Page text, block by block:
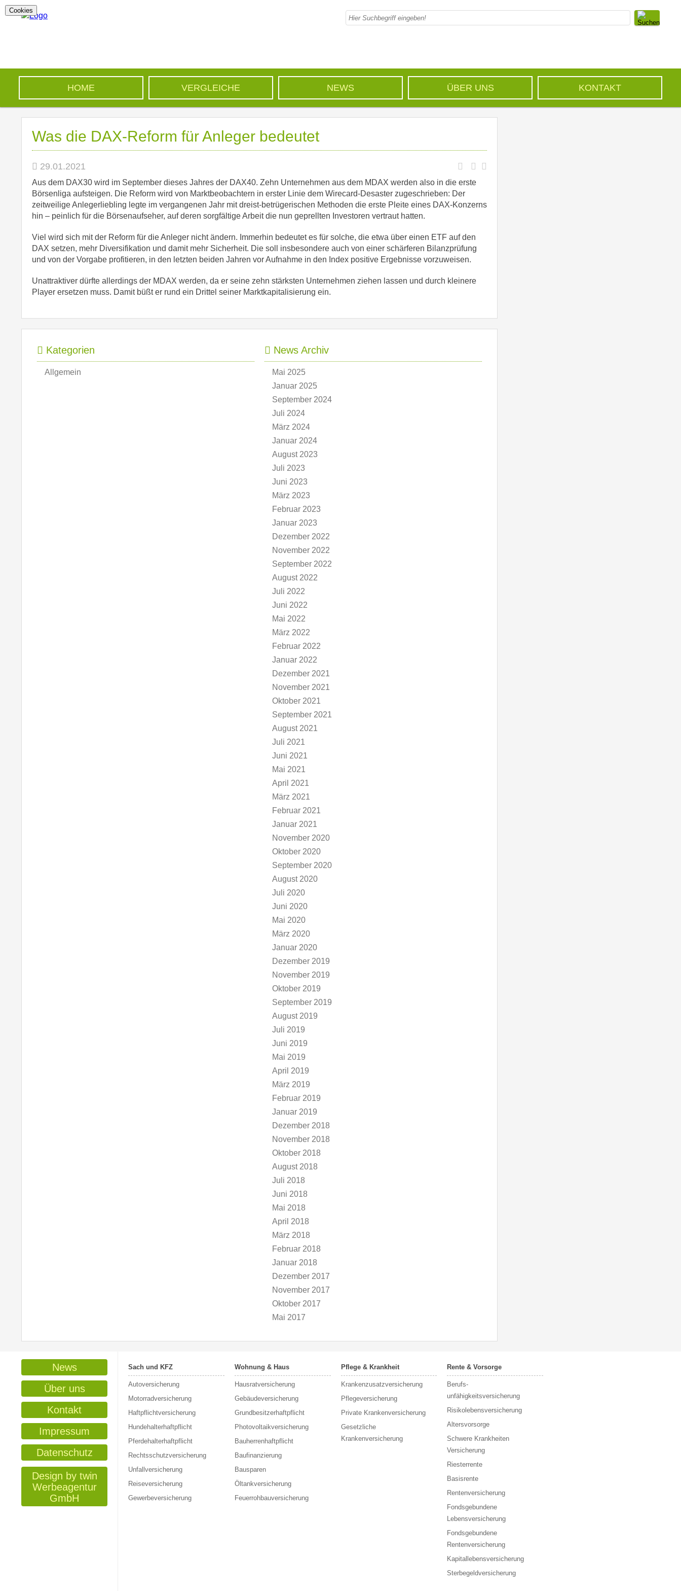
HOME VERGLEICHE NEWS ÜBER UNS KONTAKT
Was die DAX-Reform für Anleger bedeutet
29.01.2021
Aus dem DAX30 wird im September dieses Jahres der DAX40. Zehn Unternehmen aus dem MDAX werden also in die erste
Börsenliga aufsteigen. Die Reform wird von Marktbeobachtern in erster Linie dem Wirecard-Desaster zugeschrieben: Der
zeitweilige Anlegerliebling legte im vergangenen Jahr mit dreist-betrügerischen Methoden die erste Pleite eines DAX-Konzerns
hin – peinlich für die Börsenaufseher, auf deren sorgfältige Arbeit die nun geprellten Investoren vertraut hatten.
Viel wird sich mit der Reform für die Anleger nicht ändern. Immerhin bedeutet es für solche, die etwa über einen ETF auf den
DAX setzen, mehr Diversifikation und damit mehr Sicherheit. Die soll insbesondere auch von einer schärferen Bilanzprüfung
und von der Vorgabe profitieren, in den letzten beiden Jahren vor Aufnahme in den Index positive Ergebnisse vorzuweisen.
Unattraktiver dürfte allerdings der MDAX werden, da er seine zehn stärksten Unternehmen ziehen lassen und durch kleinere
Player ersetzen muss. Damit büßt er rund ein Drittel seiner Marktkapitalisierung ein.
Kategorien
Allgemein
News Archiv
Mai 2025
Januar 2025
September 2024
Juli 2024
März 2024
Januar 2024
August 2023
Juli 2023
Juni 2023
März 2023
Februar 2023
Januar 2023
Dezember 2022
November 2022
September 2022
August 2022
Juli 2022
Juni 2022
Mai 2022
März 2022
Februar 2022
Januar 2022
Dezember 2021
November 2021
Oktober 2021
September 2021
August 2021
Juli 2021
Juni 2021
Mai 2021
April 2021
März 2021
Februar 2021
Januar 2021
November 2020
Oktober 2020
September 2020
August 2020
Juli 2020
Juni 2020
Mai 2020
März 2020
Januar 2020
Dezember 2019
November 2019
Oktober 2019
September 2019
August 2019
Juli 2019
Juni 2019
Mai 2019
April 2019
März 2019
Februar 2019
Januar 2019
Dezember 2018
November 2018
Oktober 2018
August 2018
Juli 2018
Juni 2018
Mai 2018
April 2018
März 2018
Februar 2018
Januar 2018
Dezember 2017
November 2017
Oktober 2017
Mai 2017
News
Über uns
Kontakt
Impressum
Datenschutz
Design by twin
Werbeagentur
GmbH
Sach und KFZ
Autoversicherung
Motorradversicherung
Haftpflichtversicherung
Hundehalterhaftpflicht
Pferdehalterhaftpflicht
Rechtsschutzversicherung
Unfallversicherung
Reiseversicherung
Gewerbeversicherung
Wohnung & Haus
Hausratversicherung
Gebäudeversicherung
Grundbesitzerhaftpflicht
Photovoltaikversicherung
Bauherrenhaftpflicht
Baufinanzierung
Bausparen
Öltankversicherung
Feuerrohbauversicherung
Pflege & Krankheit
Krankenzusatzversicherung
Pflegeversicherung
Private Krankenversicherung
Gesetzliche
Krankenversicherung
Rente & Vorsorge
Berufs­
unfähigkeitsversicherung
Risikolebensversicherung
Altersvorsorge
Schwere Krankheiten
Versicherung
Riesterrente
Basisrente
Rentenversicherung
Fondsgebundene
Lebensversicherung
Fondsgebundene
Rentenversicherung
Kapitallebensversicherung
Sterbegeldversicherung
Cookies